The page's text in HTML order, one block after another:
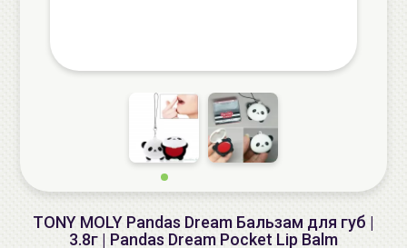
TONY MOLY Pandas Dream Бальзам для губ |
3.8г | Pandas Dream Pocket Lip Balm